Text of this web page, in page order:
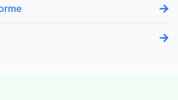
→
→